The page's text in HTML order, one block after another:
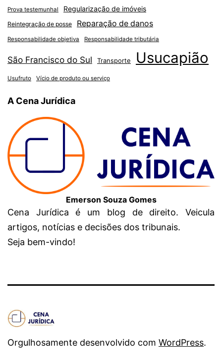
Prova testemunhal Regularização de imóveis
Reintegração de posse Reparação de danos
Responsabilidade objetiva Responsabilidade tributária
São Francisco do Sul Transporte Usucapião
Usufruto Vício de produto ou serviço
A Cena Jurídica
Emerson Souza Gomes
Cena Jurídica é um blog de direito. Veicula
artigos, notícias e decisões dos tribunais.
Seja bem-vindo!
Orgulhosamente desenvolvido com WordPress.